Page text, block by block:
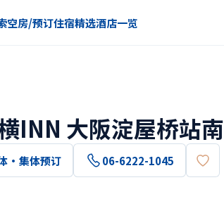
空房/预订住宿精选酒店一览
INN 大阪淀屋桥站南
・集体预订 06-6222-1045